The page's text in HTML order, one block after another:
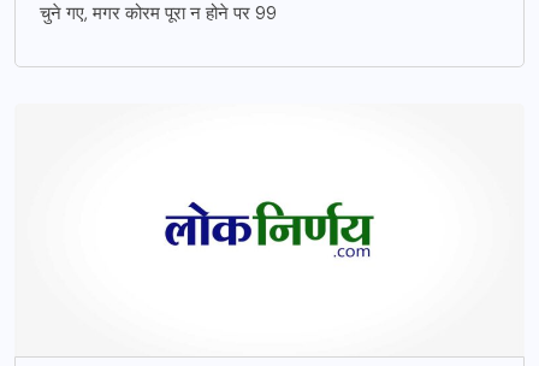
चुने गए, मगर कोरम पूरा न होने पर 99